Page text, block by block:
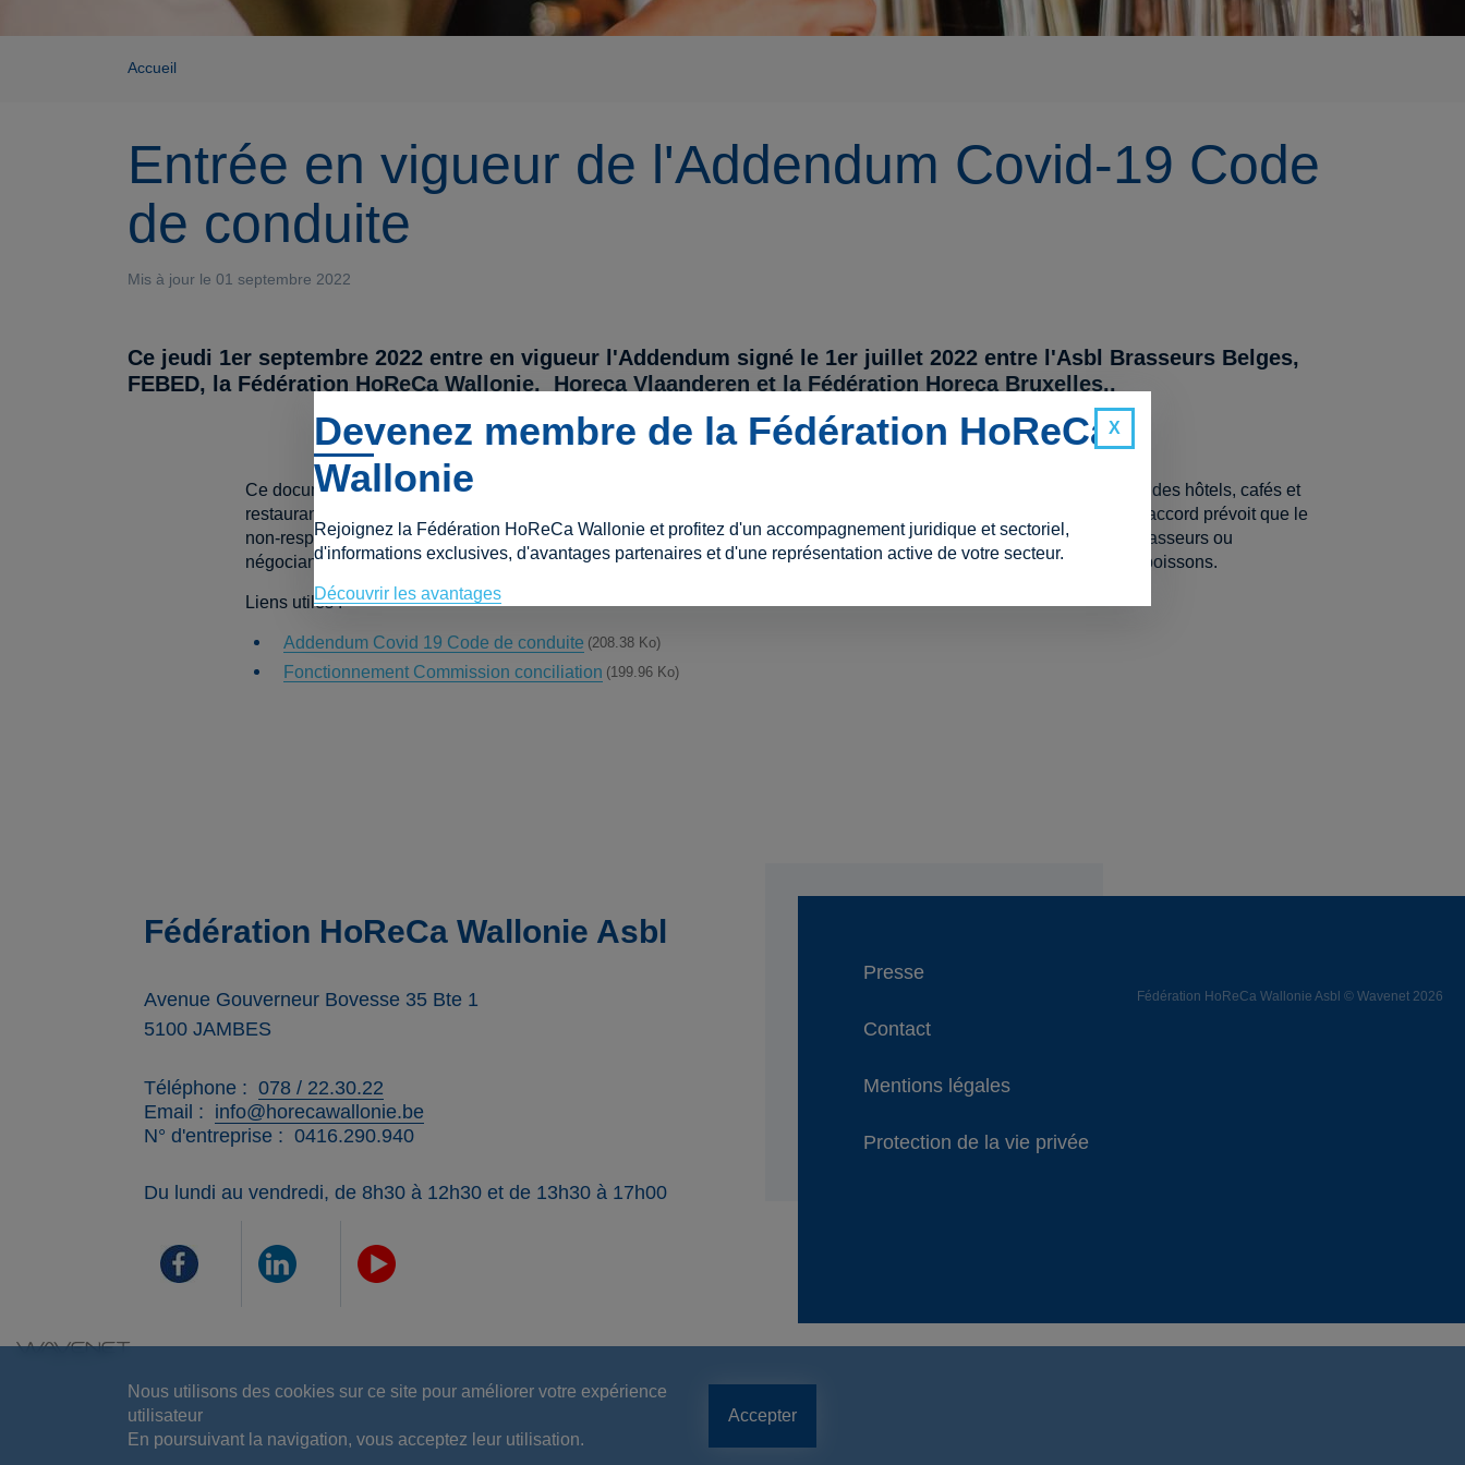
Nous utilisons des cookies sur ce site pour améliorer votre expérience
utilisateur
En poursuivant la navigation, vous acceptez leur utilisation.
Accepter
Accueil
Entrée en vigueur de l'Addendum Covid-19 Code
de conduite
Mis à jour le 01 septembre 2022
Ce jeudi 1er septembre 2022 entre en vigueur l'Addendum signé le 1er juillet 2022 entre l'Asbl Brasseurs Belges,
FEBED, la Fédération HoReCa Wallonie, Horeca Vlaanderen et la Fédération Horeca Bruxelles..
Ce document vise à réglementer l'impact de la crise du Covid-19 en cas de non-respect par les exploitants du secteur des hôtels, cafés et
restaurants, des quotas d'approvisionnement liés aux contrats commerciaux qu'ils concluent avec les distributeurs. L'accord prévoit que le
non-respect des quotas pendant la période Covid ne donnera jamais lieu à des amendes financières de la part des brasseurs ou
négociants, à condition que l' exploitant Horeca ait respecté la ou les exclusivités du contrat d'approvisionnement en boissons.
Liens utiles :
Addendum Covid 19 Code de conduite 208.38 Ko
Fonctionnement Commission conciliation 199.96 Ko
Fédération HoReCa Wallonie Asbl
Avenue Gouverneur Bovesse 35 Bte 1
5100 JAMBES
Téléphone
078 / 22.30.22
Email
info@horecawallonie.be
N° d'entreprise
0416.290.940
Du lundi au vendredi, de 8h30 à 12h30 et de 13h30 à 17h00
Presse
Contact
Mentions légales
Protection de la vie privée
Fédération HoReCa Wallonie Asbl © Wavenet 2026
Devenez membre de la Fédération HoReCa
Wallonie
Rejoignez la Fédération HoReCa Wallonie et profitez d'un accompagnement juridique et sectoriel,
d'informations exclusives, d'avantages partenaires et d'une représentation active de votre secteur.
Découvrir les avantages